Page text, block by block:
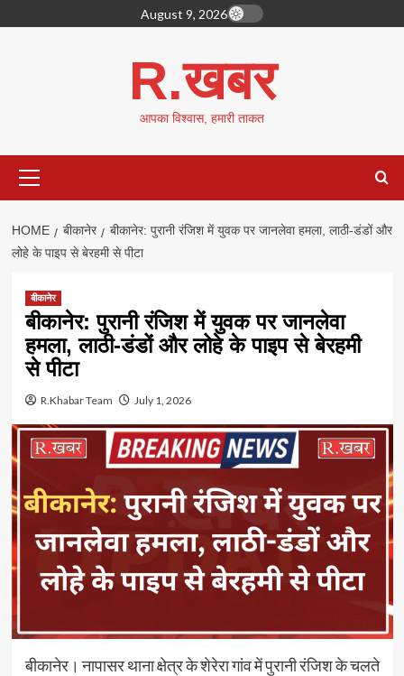
to
August 9, 2026
R.खबर
आपका विश्वास, हमारी ताकत
Menu
HOME बीकानेर
बीकानेर: पुरानी रंजिश में युवक पर जानलेवा हमला, लाठी-डंडों और
लोहे के पाइप से बेरहमी से पीटा
बीकानेर
बीकानेर: पुरानी रंजिश में युवक पर जानलेवा
हमला, लाठी-डंडों और लोहे के पाइप से बेरहमी
से पीटा
R.Khabar Team July 1, 2026
बीकानेर। नापासर थाना क्षेत्र के शेरेरा गांव में पुरानी रंजिश के चलते